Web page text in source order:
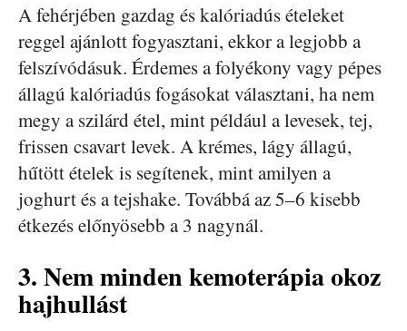
A fehérjében gazdag és kalóriadús ételeket
reggel ajánlott fogyasztani, ekkor a legjobb a
felszívódásuk. Érdemes a folyékony vagy pépes
állagú kalóriadús fogásokat választani, ha nem
megy a szilárd étel, mint például a levesek, tej,
frissen csavart levek. A krémes, lágy állagú,
hűtött ételek is segítenek, mint amilyen a
joghurt és a tejshake. Továbbá az 5–6 kisebb
étkezés előnyösebb a 3 nagynál.
3. Nem minden kemoterápia okoz
hajhullást